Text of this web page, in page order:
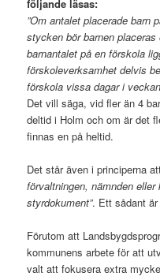
följande läsas:
”Om antalet placerade barn
stycken bör barnen
barnantalet på en förskola
förskoleverksamhet delvis
förskola vissa dagar i
Det vill säga, vid fler än 4
deltid i Holm och om är det
finnas en på heltid.
Det står även i principerna
förvaltningen, nämnden
styrdokument”. Ett sådant
Förutom att
kommunens arbete för att
valt att fokusera extra